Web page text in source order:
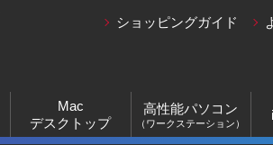
Mac
デスクトップ
高性能パソコン
（ワークステーション）
ショッピングガイド